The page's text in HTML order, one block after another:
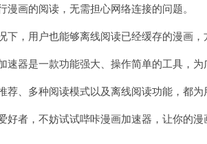
画的阅读，无需担心网络连接的问题。
，用户也能够离线阅读已经缓存的漫画，
器是一款功能强大、操作简单的工具，为
、多种阅读模式以及离线阅读功能，都为
者，不妨试试哔咔漫画加速器，让你的漫